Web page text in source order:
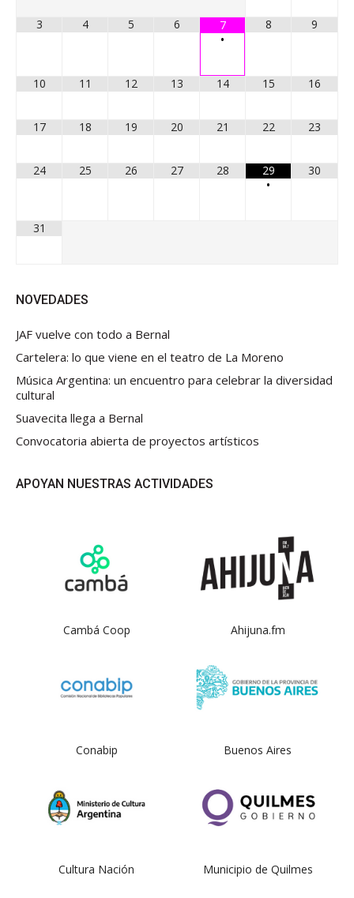
3 4 5 6
7
•
8 9
10 11 12 13 14 15 16
17 18 19 20 21 22 23
24 25 26 27 28
29
•
30
31
NOVEDADES
JAF vuelve con todo a Bernal
Cartelera: lo que viene en el teatro de La Moreno
Música Argentina: un encuentro para celebrar la diversidad
cultural
Suavecita llega a Bernal
Convocatoria abierta de proyectos artísticos
APOYAN NUESTRAS ACTIVIDADES
Cambá Coop Ahijuna.fm
Conabip Buenos Aires
Cultura Nación Municipio de Quilmes